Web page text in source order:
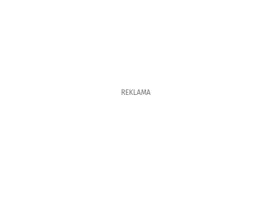
REKLAMA